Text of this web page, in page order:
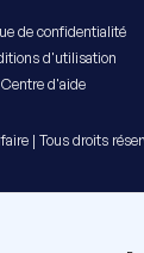
de confidentialité
d'utilisation
Centre d'aide
| Tous droits